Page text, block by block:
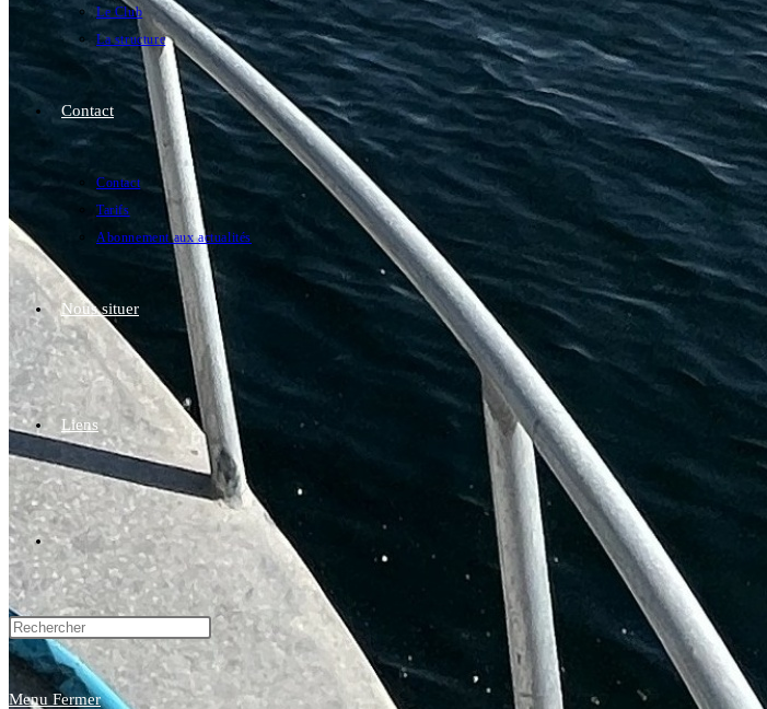
Le Club
La structure
Contact
Contact
Tarifs
Abonnement aux actualités
Nous situer
Liens
Toggle
website
Menu Fermer